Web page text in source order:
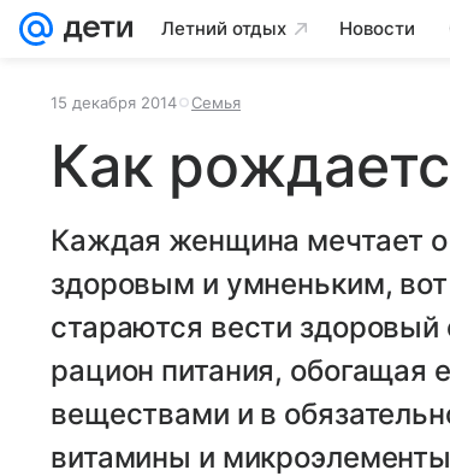
Летний отдых Новости
15 декабря 2014 Семья
Как
Каждая женщина мечтает
здоровым и умненьким,
стараются вести
рацион питания,
веществами и в
витамины и